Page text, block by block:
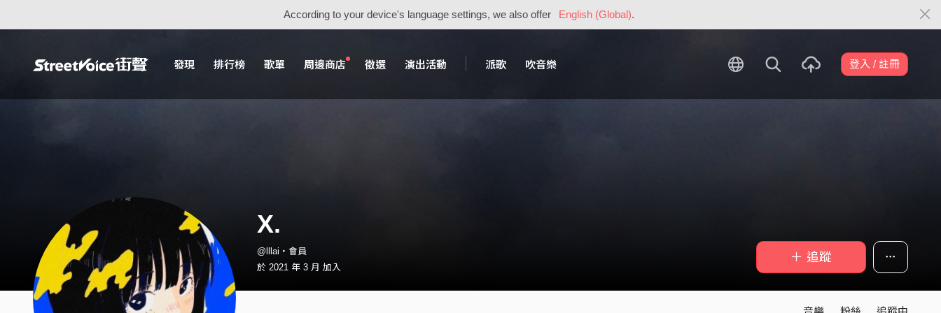
According to your device's language settings, we also offer English (Global).
發現 排行榜 歌單 周邊商店 徵選 演出活動 派歌 吹音樂 登入 / 註冊
X.
@lllai・會員
於 2021 年 3 月 加入
＋ 追蹤